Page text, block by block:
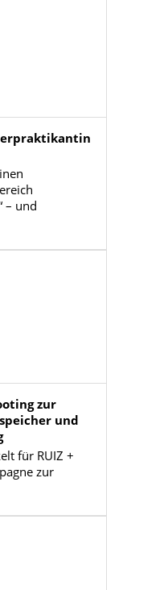
– und
nutzt diese
in den
zur
und
für RUIZ +
zur
und